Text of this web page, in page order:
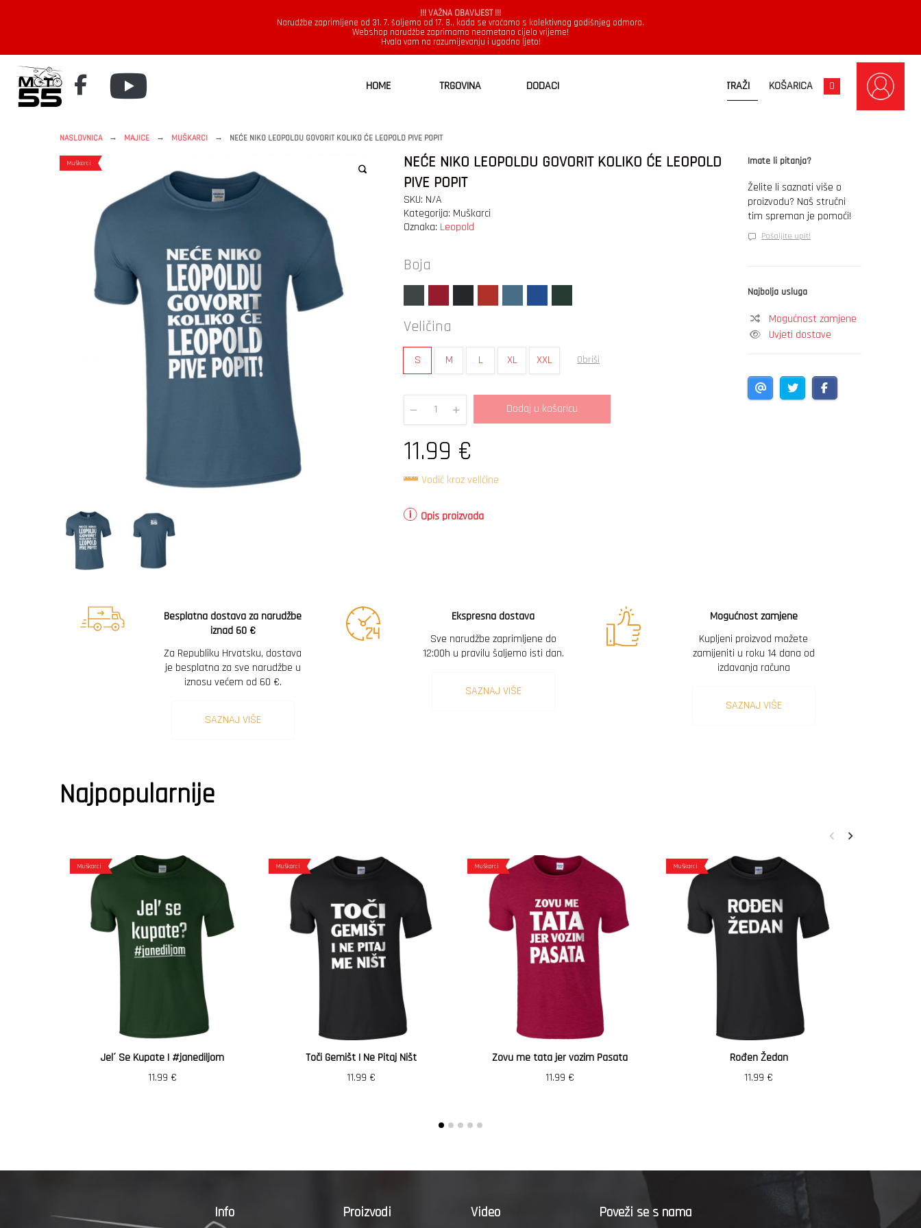
!!! VAŽNA OBAVIJEST !!!
Narudžbe zaprimljene od 31. 7. šaljemo od 17. 8., kada se vraćamo s kolektivnog godišnjeg odmora.
Webshop narudžbe zaprimamo neometano cijelo vrijeme!
Hvala vam na razumijevanju i ugodno ljeto!
HOME TRGOVINA DODACI KOŠARICA 0
NASLOVNICA → MAJICE → MUŠKARCI → NEĆE NIKO LEOPOLDU GOVORIT KOLIKO ĆE LEOPOLD PIVE POPIT
Muškarci
NEĆE NIKO LEOPOLDU GOVORIT KOLIKO ĆE LEOPOLD
PIVE POPIT
SKU: N/A
Kategorija: Muškarci
Oznaka: Leopold
Boja
Veličina
S M L XL XXL Obriši
Quantity
Dodaj u košaricu
11.99 €
Vodič kroz veličine
Opis proizvoda
Imate li pitanja?
Želite li saznati više o
proizvodu? Naš stručni
tim spreman je pomoći!
Pošaljite upit!
Najbolja usluga
Mogućnost zamjene
Uvjeti dostave
Besplatna dostava za narudžbe
iznad 60 €
Za Republiku Hrvatsku, dostava
je besplatna za sve narudžbe u
iznosu većem od 60 €.
SAZNAJ VIŠE
Ekspresna dostava
Sve narudžbe zaprimljene do
12:00h u pravilu šaljemo isti dan.
SAZNAJ VIŠE
Mogućnost zamjene
Kupljeni proizvod možete
zamijeniti u roku 14 dana od
izdavanja računa
SAZNAJ VIŠE
Najpopularnije
Muškarci
Jel´ Se Kupate | #janediljom
11.99 €
Muškarci
Toči Gemišt I Ne Pitaj Ništ
11.99 €
Muškarci
Zovu me tata jer vozim Pasata
11.99 €
Muškarci
Rođen Žedan
11.99 €
Info Proizvodi Video Poveži se s nama